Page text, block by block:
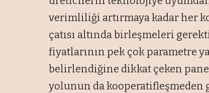
verimliliği artırmaya kadar her
çatısı altında birleşmeleri
fiyatlarının pek çok parametre
belirlendiğine dikkat çeken
yolunun da kooperatifleşmeden